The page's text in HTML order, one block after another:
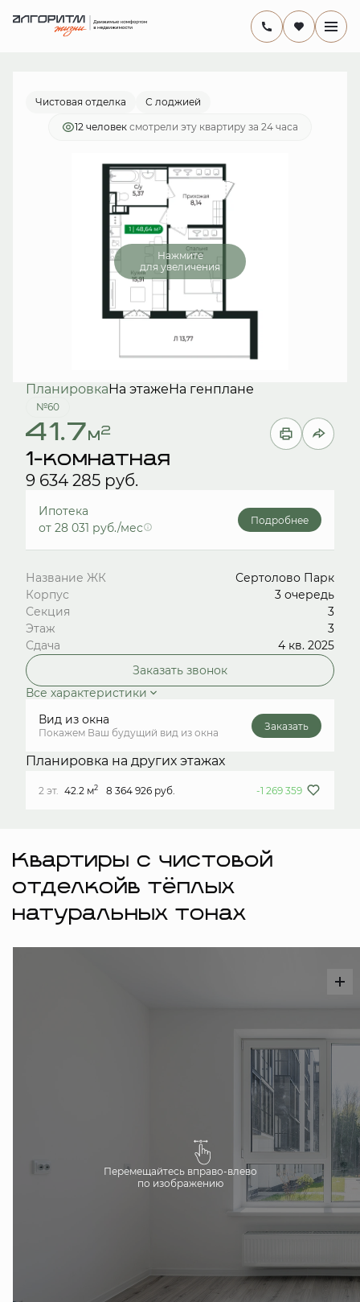
1-комнатная
9 634 285 руб.
от 28 031 руб./мес.
Чистовая отделка С лоджией
12 человек смотрели эту квартиру за 24 часа
Нажмите
для увеличения
ПланировкаНа этажеНа генплане
№60
41.7м2
1-комнатная
9 634 285 руб.
Ипотека
от 28 031 руб./мес
Подробнее
Название ЖК
Сертолово Парк
Корпус
3 очередь
Секция
3
Этаж
3
Сдача
4 кв. 2025
Заказать звонок
Все характеристики
Вид из окна
Покажем Ваш будущий вид из окна
Заказать
Планировка на других этажах
2 эт. 42.2 м2 8 364 926 руб. -1 269 359
Квартиры с чистовой
отделкойв тёплых
натуральных тонах
Перемещайтесь вправо-влево
по изображению